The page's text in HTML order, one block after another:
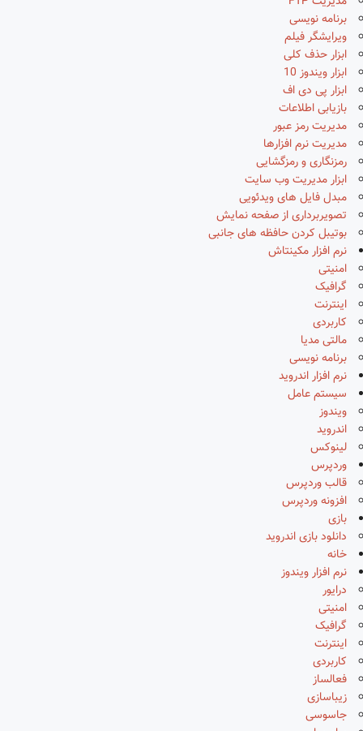
برنامه نویسی
ویرایشگر فیلم
ابزار حذف کلی
ابزار ویندوز 10
ابزار پی دی اف
بازیابی اطلاعات
مدیریت رمز عبور
مدیریت نرم افزارها
رمزنگاری و رمزگشایی
ابزار مدیریت وب سایت
مبدل فایل های ویدئویی
تصویربرداری از صفحه نمایش
بوتیبل کردن حافظه های جانبی
نرم افزار مکینتاش
امنیتی
گرافیک
اینترنت
کاربردی
مالتی مدیا
برنامه نویسی
نرم افزار اندروید
سیستم عامل
ویندوز
اندروید
لینوکس
وردپرس
قالب وردپرس
افزونه وردپرس
بازی
دانلود بازی اندروید
خانه
نرم افزار ویندوز
درایور
امنیتی
گرافیک
اینترنت
کاربردی
فعالساز
زیباسازی
جاسوسی